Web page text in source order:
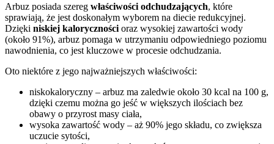
Arbuz posiada szereg właściwości odchudzających, które
sprawiają, że jest doskonałym wyborem na diecie redukcyjnej.
Dzięki niskiej kaloryczności oraz wysokiej zawartości wody
(około 91%), arbuz pomaga w utrzymaniu odpowiedniego poziomu
nawodnienia, co jest kluczowe w procesie odchudzania.
Oto niektóre z jego najważniejszych właściwości:
niskokaloryczny – arbuz ma zaledwie około 30 kcal na 100 g,
dzięki czemu można go jeść w większych ilościach bez
obawy o przyrost masy ciała,
wysoka zawartość wody – aż 90% jego składu, co zwiększa
uczucie sytości,